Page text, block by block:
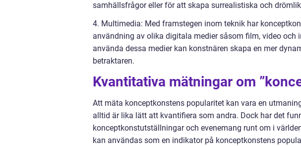
samhällsfrågor eller för att skapa surrealistiska och
4. Multimedia: Med framstegen inom teknik har
användning av olika digitala medier såsom film, video och
använda dessa medier kan konstnären skapa en mer
betraktaren.
Kvantitativa mätningar om
Att mäta konceptkonstens popularitet kan vara en
alltid är lika lätt att kvantifiera som andra. Dock har det
konceptkonstutställningar och evenemang runt om i
kan användas som en indikator på konceptkonstens